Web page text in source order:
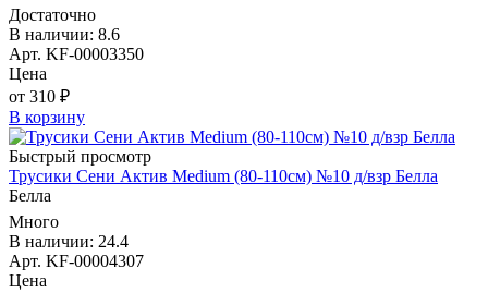
Достаточно
В наличии: 8.6
Арт. KF-00003350
Цена
от 310 ₽
В корзину
Быстрый просмотр
Трусики Сени Актив Medium (80-110см) №10 д/взр Белла
Белла
Много
В наличии: 24.4
Арт. KF-00004307
Цена